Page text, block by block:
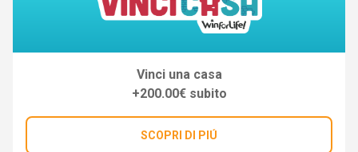
Vinci una casa
+200.00€ subito
SCOPRI DI PIÚ